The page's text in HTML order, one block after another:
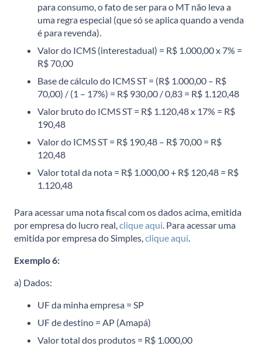
para consumo, o fato de ser para o MT não leva a
uma regra especial (que só se aplica quando a venda
é para revenda).
Valor do ICMS (interestadual) = R$ 1.000,00 x 7% =
R$ 70,00
Base de cálculo do ICMS ST = (R$ 1.000,00 – R$
70,00) / (1 – 17%) = R$ 930,00 / 0,83 = R$ 1.120,48
Valor bruto do ICMS ST = R$ 1.120,48 x 17% = R$
190,48
Valor do ICMS ST = R$ 190,48 – R$ 70,00 = R$
120,48
Valor total da nota = R$ 1.000,00 + R$ 120,48 = R$
1.120,48
Para acessar uma nota fiscal com os dados acima, emitida
por empresa do lucro real, clique aqui . Para acessar uma
emitida por empresa do Simples, clique aqui
Exemplo 6:
a) Dados:
UF da minha empresa = SP
UF de destino = AP (Amapá)
Valor total dos produtos = R$ 1.000,00